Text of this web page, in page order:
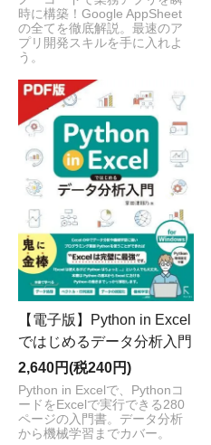
時に構築！Google AppSheet
の全てを徹底解説。最速のア
プリ開発スキルを手に入れよ
う。
【電子版】Python in Excel
ではじめるデータ分析入門
2,640円(税240円)
Python in Excelで、Pythonコ
ードをExcelで実行できる280
ページの入門書。データ分析
から機械学習までカバー。